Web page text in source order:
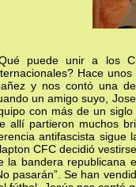
puede unir a los
Hace
y nos contó una
un amigo suyo,
con más de un
allí partieron muchos
antifascista sigue
CFC decidió
la bandera republicana
pasarán”. Se han